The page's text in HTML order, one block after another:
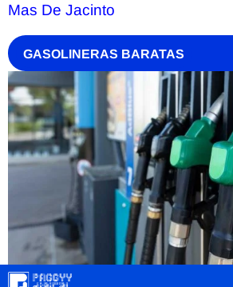
Mas De Jacinto
GASOLINERAS BARATAS